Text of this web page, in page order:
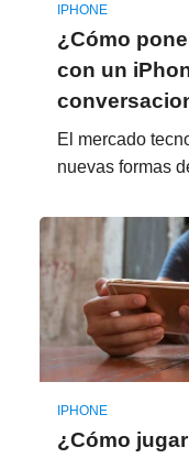
IPHONE
¿Cómo
con un
El mercado
nuevas formas
IPHONE
¿Cómo